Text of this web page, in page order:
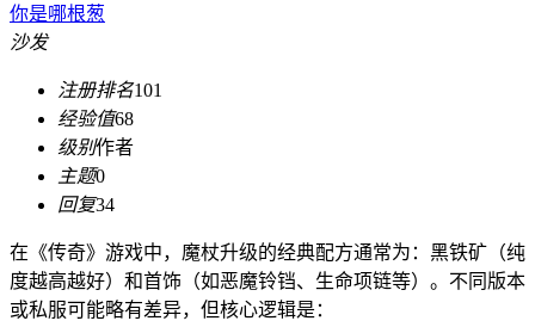
你是哪根葱
沙发
注册排名101
经验值68
级别作者
主题0
回复34
在《传奇》游戏中，魔杖升级的经典配方通常为：黑铁矿（纯
度越高越好）和首饰（如恶魔铃铛、生命项链等）‍。不同版本
或私服可能略有差异，但核心逻辑是：